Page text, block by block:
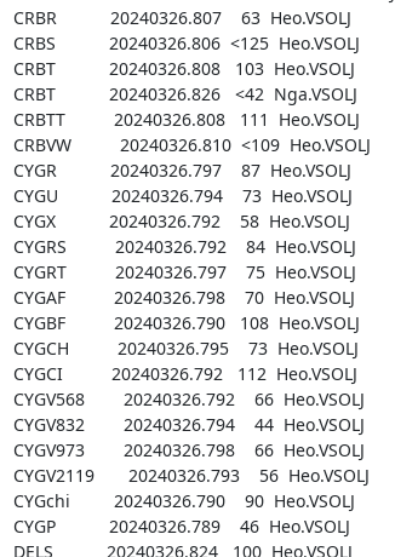
CRBR           20240326.807    63  Heo.VSOLJ
CRBS           20240326.806  <125  Heo.VSOLJ
CRBT           20240326.808   103  Heo.VSOLJ
CRBT           20240326.826   <42  Nga.VSOLJ
CRBTT          20240326.808   111  Heo.VSOLJ
CRBVW          20240326.810  <109  Heo.VSOLJ
CYGR           20240326.797    87  Heo.VSOLJ
CYGU           20240326.794    73  Heo.VSOLJ
CYGX           20240326.792    58  Heo.VSOLJ
CYGRS          20240326.792    84  Heo.VSOLJ
CYGRT          20240326.797    75  Heo.VSOLJ
CYGAF          20240326.798    70  Heo.VSOLJ
CYGBF          20240326.790   108  Heo.VSOLJ
CYGCH          20240326.795    73  Heo.VSOLJ
CYGCI          20240326.792   112  Heo.VSOLJ
CYGV568        20240326.792    66  Heo.VSOLJ
CYGV832        20240326.794    44  Heo.VSOLJ
CYGV973        20240326.798    66  Heo.VSOLJ
CYGV2119       20240326.793    56  Heo.VSOLJ
CYGchi         20240326.790    90  Heo.VSOLJ
CYGP           20240326.789    46  Heo.VSOLJ
DELS           20240326.824   100  Heo.VSOLJ